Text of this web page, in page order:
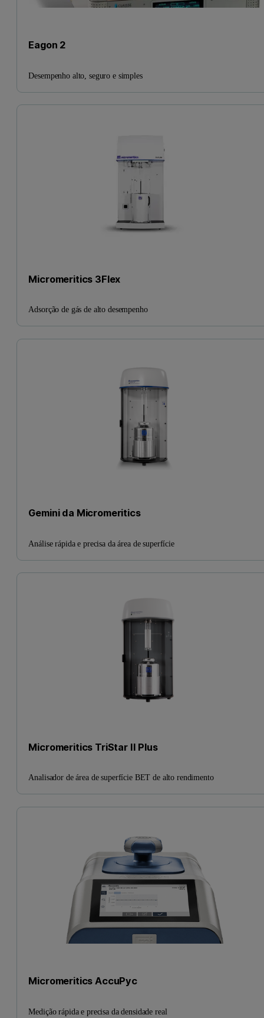
Eagon 2
Desempenho alto, seguro e simples
Micromeritics 3Flex
Adsorção de gás de alto desempenho
Gemini da Micromeritics
Análise rápida e precisa da área de superfície
Micromeritics TriStar II Plus
Analisador de área de superfície BET de alto rendimento
Micromeritics AccuPyc
Medição rápida e precisa da densidade real